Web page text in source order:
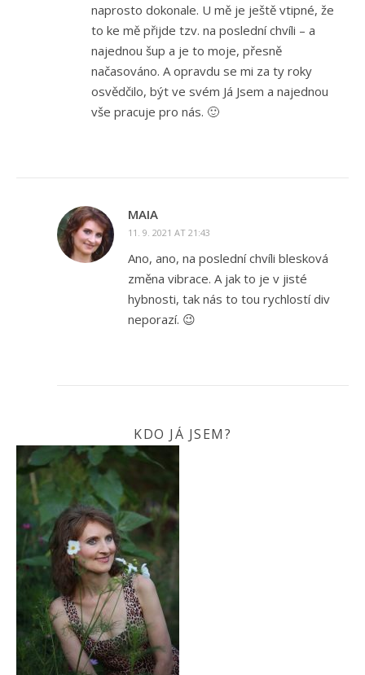
naprosto dokonale. U mě je ještě vtipné, že
to ke mě přijde tzv. na poslední chvíli – a
najednou šup a je to moje, přesně
načasováno. A opravdu se mi za ty roky
osvědčilo, být ve svém Já Jsem a najednou
vše pracuje pro nás. 🙂
MAIA
11. 9. 2021 AT 21:43
Ano, ano, na poslední chvíli blesková
změna vibrace. A jak to je v jisté
hybnosti, tak nás to tou rychlostí div
neporazí. 😉
KDO JÁ JSEM?